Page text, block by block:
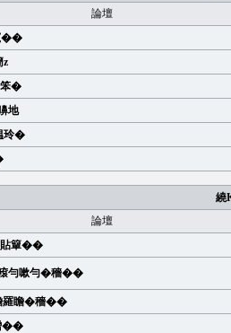
論壇
��
z
笨�
地
玲�
繞
論壇
貼簞��
勻嗽勻�穡��
羅瞻�穡��
��